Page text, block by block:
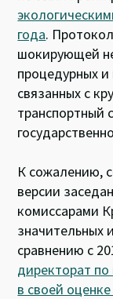
года.
шокирующей
процедурных
связанных с
транспортный
К сожалению,
версии
комиссарами
значительных
сравнению с
директорат по
в своей